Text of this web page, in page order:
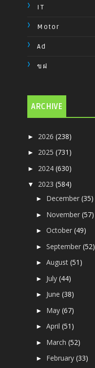
IT
Motor
Ad
ขฝ
ARCHIVE
► 2026(238)
► 2025(731)
► 2024(630)
▼ 2023(584)
► December(35)
► November(57)
►October(49)
►September(52)
►August(51)
► July(44)
► June(38)
► May(67)
►April(51)
► March(52)
► February(33)